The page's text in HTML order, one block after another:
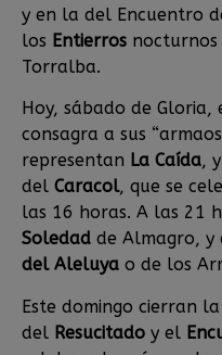
y en la del Encuentro
los Entierros
Torralba.
Hoy, sábado de Gloria,
consagra a sus
representan La Caída,
del Caracol, que se
las 16 horas. A las 21
Soledad de Almagro, y
del Aleluya o de los
Este domingo cierran
del Resucitado y el